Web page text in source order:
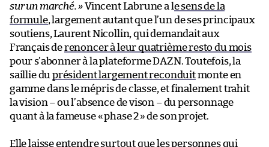
sur un marché. »Vincent Labrune a le sens de la
formule, largement autant que l’un de ses principaux
soutiens, Laurent Nicollin, qui demandait aux
Français derenoncer à leur quatrième resto du mois
pour s’abonner à la plateforme DAZN. Toutefois, la
saillie duprésident largement reconduitmonte en
gamme dans le mépris de classe, et finalement trahit
la vision – ou l’absence de vison – du personnage
quant à la fameuse «phase 2» de son projet.
Elle laisse entendre surtout que les personnes qui